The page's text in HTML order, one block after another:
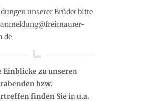
unserer Brüder bitte
Einblicke zu unseren
bzw.
finden Sie in u.a.